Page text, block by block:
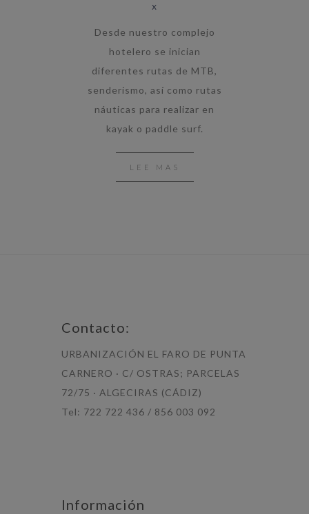
x
Desde nuestro complejo
hotelero se inician
diferentes rutas de MTB,
senderismo, así como rutas
náuticas para realizar en
kayak o paddle surf.
LEE MAS
Contacto:
URBANIZACIÓN EL FARO DE PUNTA
CARNERO · C/ OSTRAS; PARCELAS
72/75 · ALGECIRAS (CÁDIZ)
Tel: 722 722 436 / 856 003 092
Información